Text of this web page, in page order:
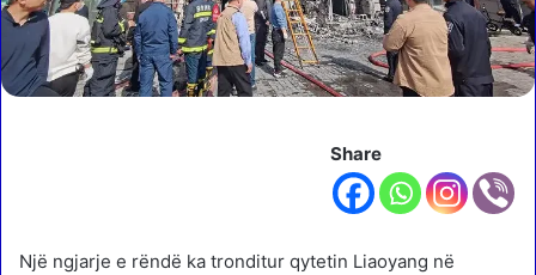
Share
Një ngjarje e rëndë ka tronditur qytetin Liaoyang në